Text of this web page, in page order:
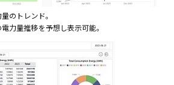
のトレンド。
力量推移を予想し表示可能。